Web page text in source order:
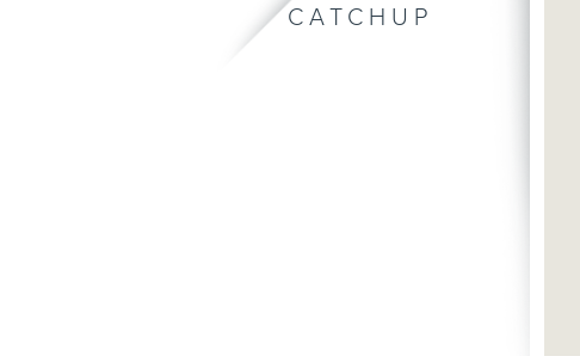
CATCHUP